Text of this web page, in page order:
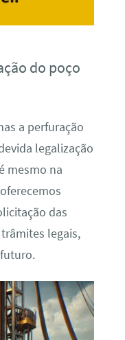
do poço
a perfuração
legalização
mesmo na
das
legais,